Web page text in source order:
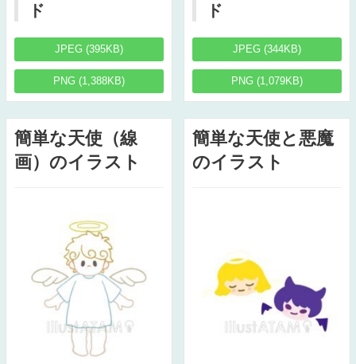
ド
JPEG (395KB)
PNG (1,388KB)
ド
JPEG (344KB)
PNG (1,079KB)
簡単な天使（線
画）のイラスト
簡単な天使と悪魔
のイラスト